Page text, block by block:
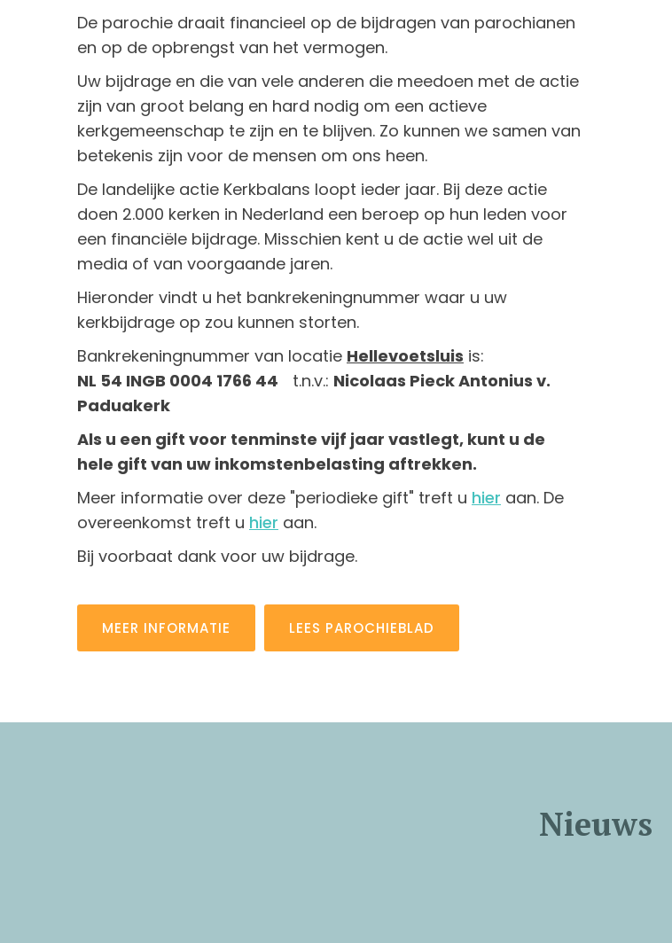
De parochie draait financieel op de bijdragen van parochianen
en op de opbrengst van het vermogen.
Uw bijdrage en die van vele anderen die meedoen met de actie
zijn van groot belang en hard nodig om een actieve
kerkgemeenschap te zijn en te blijven. Zo kunnen we samen van
betekenis zijn voor de mensen om ons heen.
De landelijke actie Kerkbalans loopt ieder jaar. Bij deze actie
doen 2.000 kerken in Nederland een beroep op hun leden voor
een financiële bijdrage. Misschien kent u de actie wel uit de
media of van voorgaande jaren.
Hieronder vindt u het bankrekeningnummer waar u uw
kerkbijdrage op zou kunnen storten.
Bankrekeningnummer van locatie Hellevoetsluis is:
NL 54 INGB 0004 1766 44 t.n.v.: Nicolaas Pieck Antonius v.
Paduakerk
Als u een gift voor tenminste vijf jaar vastlegt, kunt u de
hele gift van uw inkomstenbelasting aftrekken.
Meer informatie over deze "periodieke gift" treft u hier aan. De
overeenkomst treft u hier aan.
Bij voorbaat dank voor uw bijdrage.
MEER INFORMATIE LEES PAROCHIEBLAD
Nieuws